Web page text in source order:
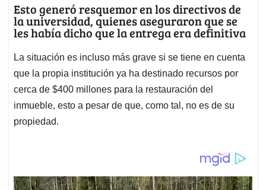
Esto generó resquemor en los directivos de
la universidad, quienes aseguraron que se
les había dicho que la entrega era definitiva
La situación es incluso más grave si se tiene en cuenta
que la propia institución ya ha destinado recursos por
cerca de $400 millones para la restauración del
inmueble, esto a pesar de que, como tal, no es de su
propiedad.